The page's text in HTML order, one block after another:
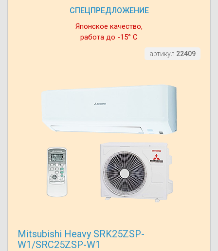
СПЕЦПРЕДЛОЖЕНИЕ
Японское качество,
работа до -15° С
артикул 22409
Mitsubishi Heavy SRK25ZSP-
W1/SRC25ZSP-W1